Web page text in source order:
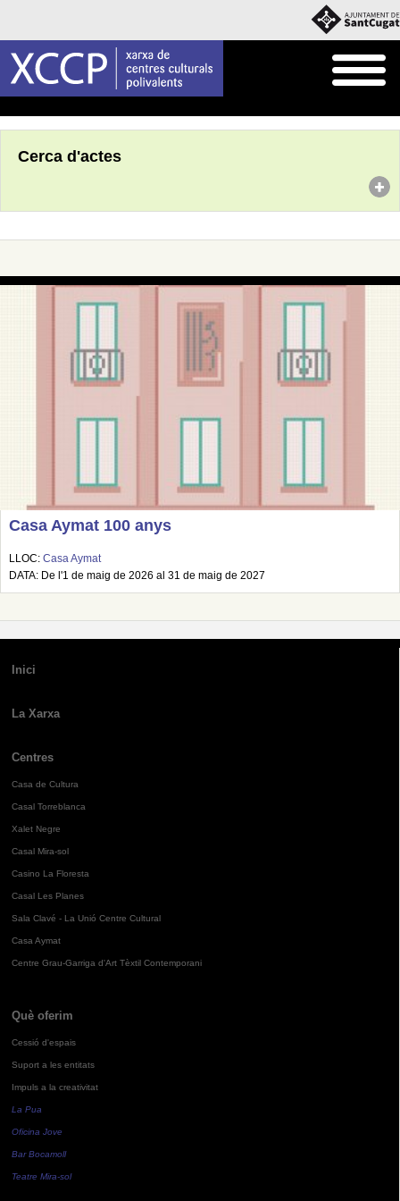
Cerca d'actes
Casa Aymat 100 anys
LLOC: Casa Aymat
DATA: De l'1 de maig de 2026 al 31 de maig de 2027
Inici
La Xarxa
Centres
Casa de Cultura
Casal Torreblanca
Xalet Negre
Casal Mira-sol
Casino La Floresta
Casal Les Planes
Sala Clavé - La Unió Centre Cultural
Casa Aymat
Centre Grau-Garriga d'Art Tèxtil Contemporani
Què oferim
Cessió d'espais
Suport a les entitats
Impuls a la creativitat
La Pua
Oficina Jove
Bar Bocamoll
Teatre Mira-sol